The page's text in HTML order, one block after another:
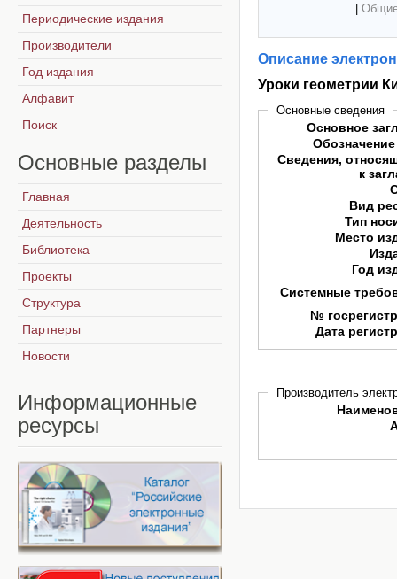
Описание
Уроки геометрии
Основные сведения
Основное
Сведения,
к
Вид
Тип
Место
Год
Системные
№
Дата
Производитель
Периодические издания
Производители
Год издания
Алфавит
Поиск
Основные разделы
Главная
Деятельность
Библиотека
Проекты
Структура
Партнеры
Новости
Информационные
ресурсы